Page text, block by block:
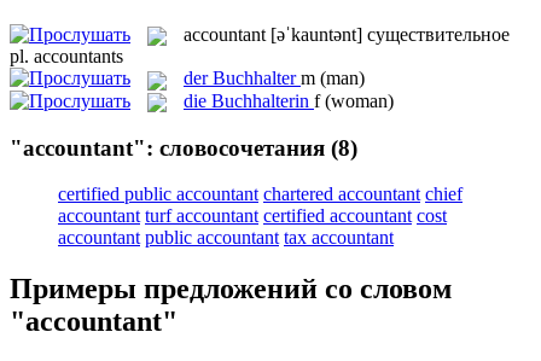
accountant [əˈkauntənt] существительное
pl. accountants
derBuchhalter m (man)
die Buchhalterin f (woman)
"accountant": словосочетания (8)
certified public accountant chartered accountant chief
accountant turf accountant certified accountant cost
accountant public accountant tax accountant
Примеры предложений со словом
"accountant"